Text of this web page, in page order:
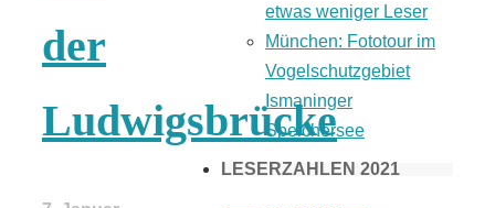
der
Ludwigsbrücke
etwas weniger Leser
München: Fototour im
Vogelschutzgebiet
Ismaninger
Speichersee
LESERZAHLEN 2021